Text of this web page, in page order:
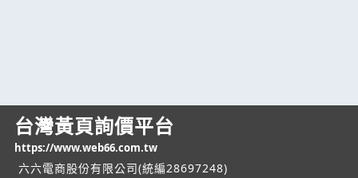
台灣黃頁詢價平台
https://www.web66.com.tw
六六電商股份有限公司(統編28697248)